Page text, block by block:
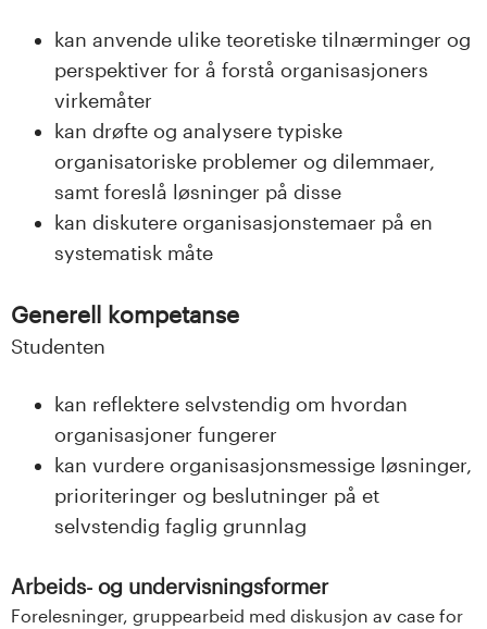
kan anvende ulike teoretiske tilnærminger og
perspektiver for å forstå organisasjoners
virkemåter
kan drøfte og analysere typiske
organisatoriske problemer og dilemmaer,
samt foreslå løsninger på disse
kan diskutere organisasjonstemaer på en
systematisk måte
Generell kompetanse
Studenten
kan reflektere selvstendig om hvordan
organisasjoner fungerer
kan vurdere organisasjonsmessige løsninger,
prioriteringer og beslutninger på et
selvstendig faglig grunnlag
Arbeids- og undervisningsformer
Forelesninger, gruppearbeid med diskusjon av case for